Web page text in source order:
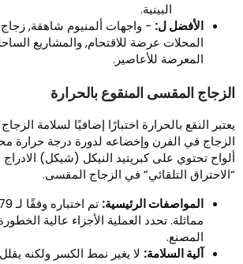
البينية.
الأفضل ل:- واجهات ألمنيوم شاهقة, زجاج
المحلات عرضة للاقتحام, والمشاريع
المعرضة للأعاصير.
المقسى المنقوع بالحرارة
النقع بالحرارة اختبارًا إضافيًا لسلامة
في الفرن وإخضاعه لدورة درجة حرارة
تحتوي على كبريتيد النيكل (شيكل)
التلقائي” في الزجاج المقسى.
المواصفات الرئيسية:
مماثلة. تحدد العملية الأجزاء عالية الخطورة
المصنع.
آلية السلامة:لا يغير نمط الكسر ولكنه يقلل